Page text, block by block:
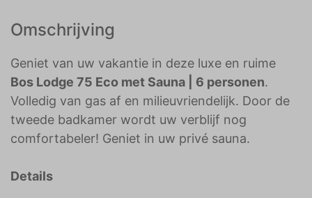
Omschrijving
Geniet van uw vakantie in deze luxe en ruime
Bos Lodge 75 Eco met Sauna | 6 personen.
Volledig van gas af en milieuvriendelijk. Door de
tweede badkamer wordt uw verblijf nog
comfortabeler! Geniet in uw privé sauna.
Details